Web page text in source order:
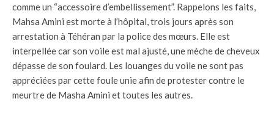
comme un “accessoire d’embellissement”. Rappelons les faits,
Mahsa Amini est morte à l’hôpital, trois jours après son
arrestation à Téhéran par la police des mœurs. Elle est
interpellée carson voile est mal ajusté, une mèche de cheveux
dépasse de son foulard. Les louanges du voile ne sont pas
appréciées par cette foule unie afin de protester contre le
meurtre de Masha Amini et toutes les autres.